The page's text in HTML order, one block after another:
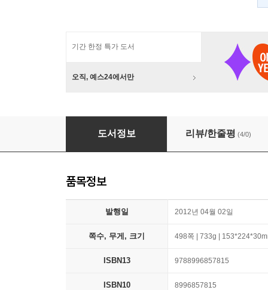
기간 한정 특가 도서
오직, 예스24에서만
시크릿 오브 코리아
도서정보 리뷰/한줄평 (4/0)
품목정보
발행일 2012년 04월 02일
쪽수, 무게, 크기 498쪽 | 733g |
ISBN13 9788996857815
ISBN10 8996857815